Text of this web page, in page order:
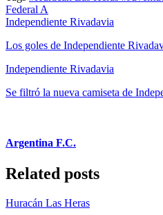
Federal A
Independiente Rivadavia
Los goles de Independiente
Independiente Rivadavia
Se filtró la nueva camiseta de
Argentina F.C.
Related posts
Huracán Las Heras